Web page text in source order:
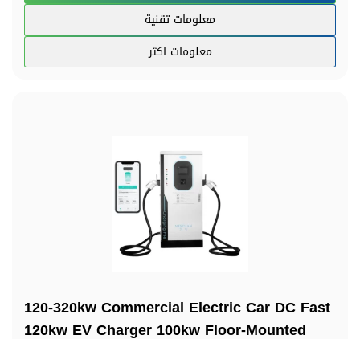
معلومات تقنية
معلومات اكثر
120-320kw Commercial Electric Car DC Fast
120kw EV Charger 100kw Floor-Mounted